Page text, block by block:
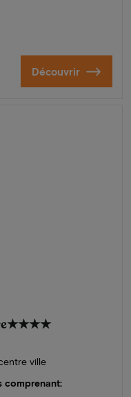
Découvrir
★★★★
ville
comprenant: